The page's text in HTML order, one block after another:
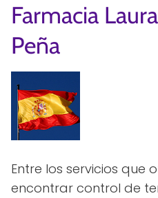
Farmacia
Peña
Entre los servicios que
encontrar control de